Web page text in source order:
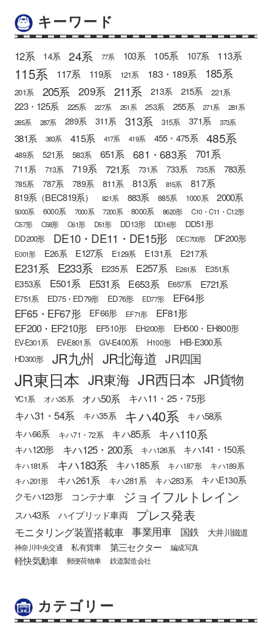
キーワード
12系 14系 24系 77系 103系 105系 107系 113系
115系 117系 119系 121系 183・189系 185系
201系 205系 209系 211系 213系 215系 221系
223・125系 225系 227系 251系 253系 255系 271系
281系
285系
287系 289系 311系 313系 315系 371系 373系
381系 383系 415系 417系 419系 455・475系 485系
489系 521系 583系 651系 681・683系 701系
711系 713系 719系 721系 731系 733系 735系 783系
785系 787系 789系 811系 813系 815系 817系
819系（BEC819系） 821系 883系 885系 1000系 2000系
5000系 6000系 7000系 7200系 8000系 8620形
C10・C11・C12形
C57形
C58形 C61形 D51形 DD13形 DD16形 DD51形
DD200形 DE10・DE11・DE15形 DEC700形 DF200形
E001形 E26系 E127系 E129系 E131系 E217系
E231系 E233系 E235系 E257系 E261系 E351系
E353系 E501系 E531系 E653系 E657系 E721系
E751系 ED75・ED79形 ED76形 ED77形 EF64形
EF65・EF67形 EF66形 EF71形
EF81形
EF200・EF210形
EF510形 EH200形 EH500・EH800形
EV-E301系 EV-E801系 GV-E400系 H100形 HB-E300系
HD300形 JR九州 JR北海道 JR四国
JR東日本 JR東海 JR西日本 JR貨物
YC1系 オハ35系 オハ50系 キハ11・25・75形
キハ31・54系 キハ35系 キハ40系 キハ58系
キハ66系 キハ71・72系 キハ85系 キハ110系
キハ120形 キハ125・200系 キハ126系 キハ141・150系
キハ181系 キハ183系 キハ185系 キハ187形
キハ189系
キハ201形
キハ261系 キハ281系 キハ283系
キハE130系
クモハ123形
コンテナ車 ジョイフルトレイン
スハ43系 ハイブリッド車両 プレス発表
モニタリング装置搭載車 事業用車 国鉄 大井川鐵道
神奈川中央交通 私有貨車 第三セクター 編成写真
軽快気動車 郵便荷物車 鉄道製造会社
カテゴリー